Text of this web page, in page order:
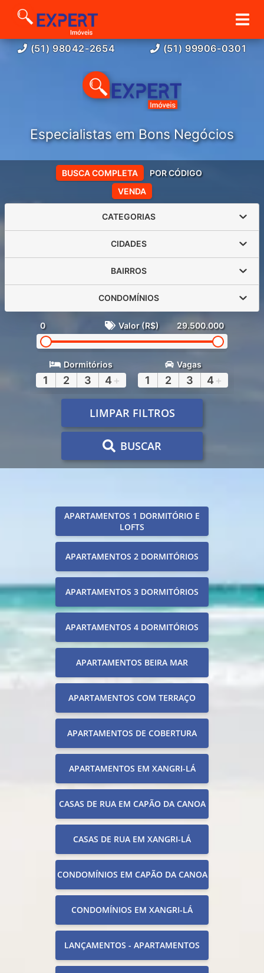
(51) 98042-2654 (51) 99906-0301
Especialistas em Bons Negócios
VENDA
BUSCA COMPLETA POR CÓDIGO
CATEGORIAS
CIDADES
BAIRROS
CONDOMÍNIOS
0 Valor (R$) 29.500.000
Dormitórios
1 2 3 4 +
Vagas
1 2 3 4 +
LIMPAR FILTROS
BUSCAR
APARTAMENTOS 1 DORMITÓRIO E
LOFTS
APARTAMENTOS 2 DORMITÓRIOS
APARTAMENTOS 3 DORMITÓRIOS
APARTAMENTOS 4 DORMITÓRIOS
APARTAMENTOS BEIRA MAR
APARTAMENTOS COM TERRAÇO
APARTAMENTOS DE COBERTURA
APARTAMENTOS EM XANGRI-LÁ
CASAS DE RUA EM CAPÃO DA CANOA
CASAS DE RUA EM XANGRI-LÁ
CONDOMÍNIOS EM CAPÃO DA CANOA
CONDOMÍNIOS EM XANGRI-LÁ
LANÇAMENTOS - APARTAMENTOS